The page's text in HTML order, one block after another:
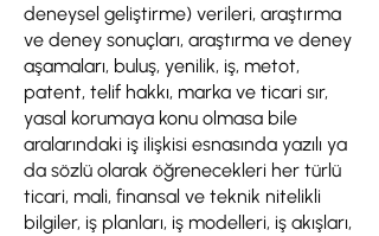
deneysel geliştirme) verileri, araştırma
ve deney sonuçları, araştırma ve deney
aşamaları, buluş, yenilik, iş, metot,
patent, telif hakkı, marka ve ticari sır,
yasal korumaya konu olmasa bile
aralarındaki iş ilişkisi esnasında yazılı ya
da sözlü olarak öğrenecekleri her türlü
ticari, mali, finansal ve teknik nitelikli
bilgiler, iş planları, iş modelleri, iş akışları,